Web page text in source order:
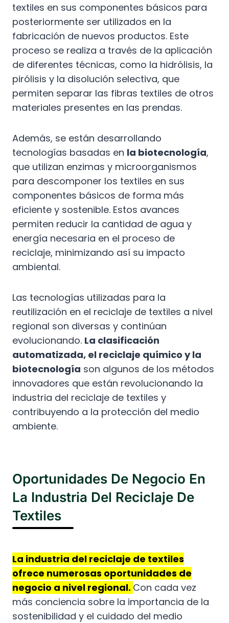
textiles en sus componentes básicos para
posteriormente ser utilizados en la
fabricación de nuevos productos. Este
proceso se realiza a través de la aplicación
de diferentes técnicas, como la hidrólisis, la
pirólisis y la disolución selectiva, que
permiten separar las fibras textiles de otros
materiales presentes en las prendas.
Además, se están desarrollando
tecnologías basadas en la biotecnología,
que utilizan enzimas y microorganismos
para descomponer los textiles en sus
componentes básicos de forma más
eficiente y sostenible. Estos avances
permiten reducir la cantidad de agua y
energía necesaria en el proceso de
reciclaje, minimizando así su impacto
ambiental.
Las tecnologías utilizadas para la
reutilización en el reciclaje de textiles a nivel
regional son diversas y continúan
evolucionando. La clasificación
automatizada, el reciclaje químico y la
biotecnología son algunos de los métodos
innovadores que están revolucionando la
industria del reciclaje de textiles y
contribuyendo a la protección del medio
ambiente.
Oportunidades De Negocio En
La Industria Del Reciclaje De
Textiles
La industria del reciclaje de textiles
ofrece numerosas oportunidades de
negocio a nivel regional. Con cada vez
más conciencia sobre la importancia de la
sostenibilidad y el cuidado del medio